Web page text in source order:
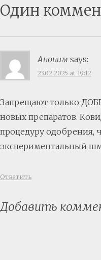
Один
Аноним says:
23.02.2025 at 19:12
Запрещают только
новых препаратов.
процедуру одобрения,
экспериментальный
Ответить
Добавить